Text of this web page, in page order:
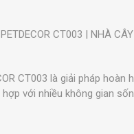
CT003 | NHÀ
CT003 là giải pháp
với nhiều không gian